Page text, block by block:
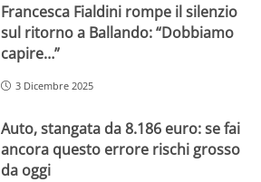
Francesca Fialdini rompe il silenzio
sul ritorno a Ballando: “Dobbiamo
capire…”
3 Dicembre 2025
Auto, stangata da 8.186 euro: se fai
ancora questo errore rischi grosso
da oggi